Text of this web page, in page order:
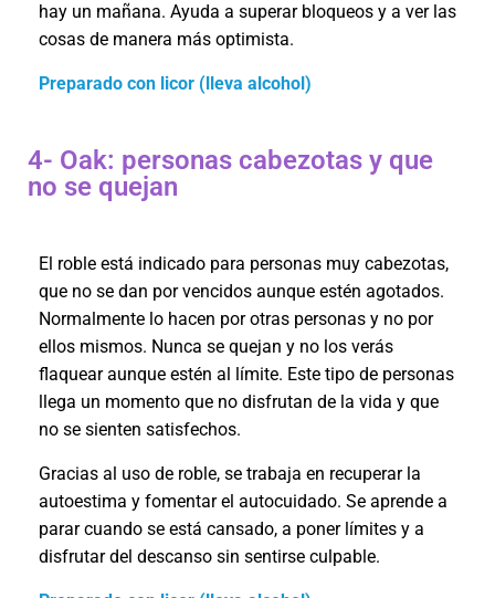
hay un mañana. Ayuda a superar bloqueos y a ver las
cosas de manera más optimista.
Preparado con licor (lleva alcohol)
4- Oak: personas cabezotas y que
no se quejan
El roble está indicado para personas muy cabezotas,
que no se dan por vencidos aunque estén agotados.
Normalmente lo hacen por otras personas y no por
ellos mismos. Nunca se quejan y no los verás
flaquear aunque estén al límite. Este tipo de personas
llega un momento que no disfrutan de la vida y que
no se sienten satisfechos.
Gracias al uso de roble, se trabaja en recuperar la
autoestima y fomentar el autocuidado. Se aprende a
parar cuando se está cansado, a poner límites y a
disfrutar del descanso sin sentirse culpable.